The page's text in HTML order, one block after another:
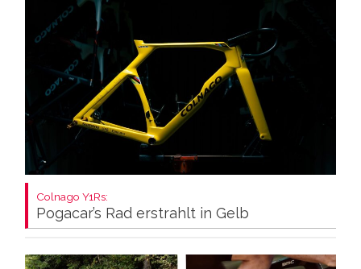
Colnago Y1Rs:
Pogacar’s Rad erstrahlt in Gelb